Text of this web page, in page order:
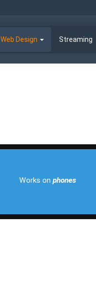
Web Design Streaming
Works on phones